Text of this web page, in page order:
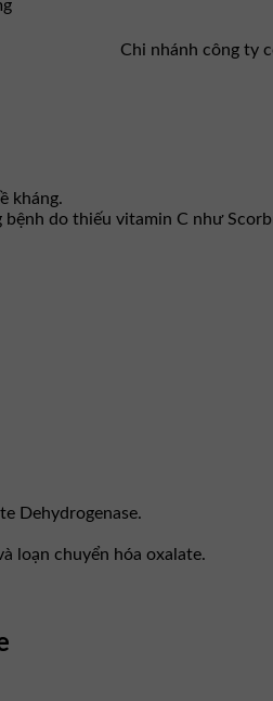
Chi nhánh công ty
kháng.
do thiếu vitamin C như
Dehydrogenase.
loạn chuyển hóa oxalate.